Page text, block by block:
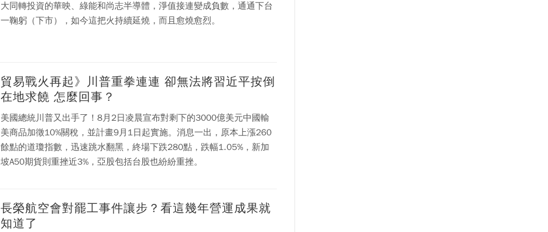
大同轉投資的華映、綠能和尚志半導體，淨值接連變成負數，通通下台
一鞠躬（下市），如今這把火持續延燒，而且愈燒愈烈。
貿易戰火再起》川普重拳連連 卻無法將習近平按倒
在地求饒 怎麼回事？
美國總統川普又出手了！8月2日凌晨宣布對剩下的3000億美元中國輸
美商品加徵10%關稅，並計畫9月1日起實施。消息一出，原本上漲260
餘點的道瓊指數，迅速跳水翻黑，終場下跌280點，跌幅1.05%，新加
坡A50期貨則重挫近3%，亞股包括台股也紛紛重挫。
長榮航空會對罷工事件讓步？看這幾年營運成果就
知道了